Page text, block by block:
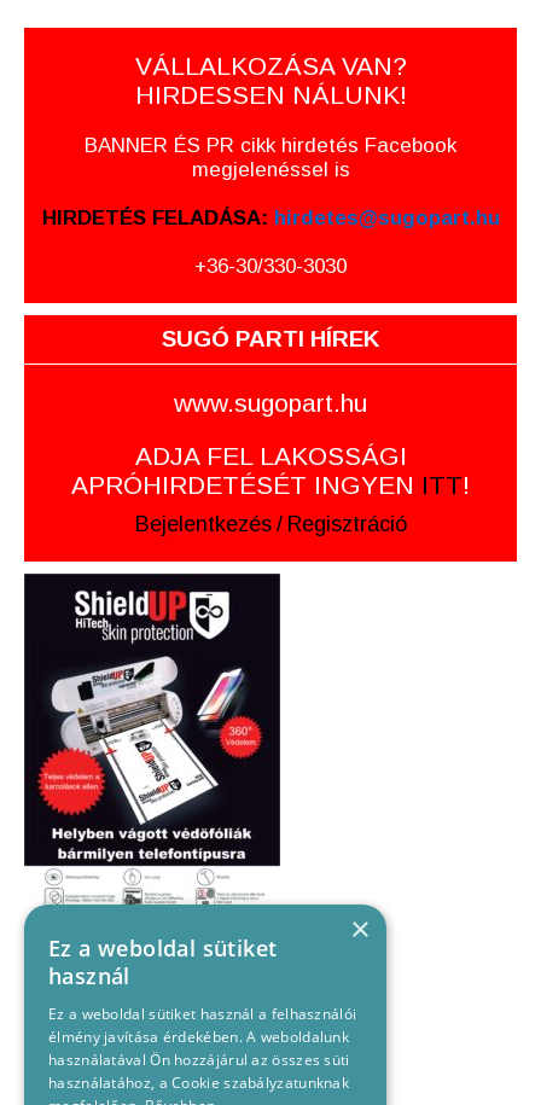
VÁLLALKOZÁSA VAN?
HIRDESSEN NÁLUNK!
BANNER ÉS PR cikk hirdetés Facebook
megjelenéssel is
HIRDETÉS FELADÁSA: hirdetes@sugopart.hu
+36-30/330-3030
SUGÓ PARTI HÍREK
www.sugopart.hu
ADJA FEL LAKOSSÁGI
APRÓHIRDETÉSÉT INGYEN ITT!
Bejelentkezés / Regisztráció
×
Ez a weboldal sütiket
használ
Ez a weboldal sütiket használ a felhasználói
élmény javítása érdekében. A weboldalunk
használatával Ön hozzájárul az összes süti
használatához, a Cookie szabályzatunknak